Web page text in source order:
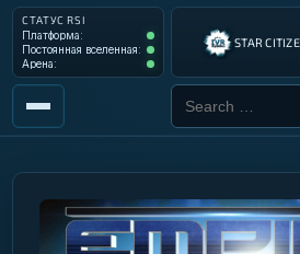
СТАТУС RSI
Платформа:
Платформа: Operational
Постоянная вселенная:
Постоянная вселенная: Operational
Арена:
Арена: Operational
STAR
Search for:
ИНСТРУМЕНТЫ